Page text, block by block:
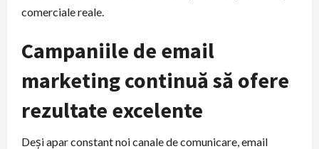
comerciale reale.
Campaniile de email
marketing continuă să ofere
rezultate excelente
Deși apar constant noi canale de comunicare, email